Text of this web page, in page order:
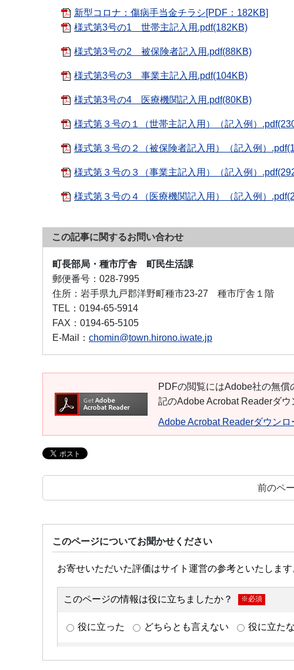
新型コロナ：傷病手当金チラシ[PDF：182KB]
様式第3号の1 世帯主記入用.pdf(182KB)
様式第3号の2 被保険者記入用.pdf(88KB)
様式第3号の3 事業主記入用.pdf(104KB)
様式第3号の4 医療機関記入用.pdf(80KB)
様式第３号の１（世帯主記入用）（記入例）
様式第３号の２（被保険者記入用）（記入例）
様式第３号の３（事業主記入用）（記入例）
様式第３号の４（医療機関記入用）（記入例）
この記事に関するお問い合わせ
町長部局・種市庁舎 町民生活課
郵便番号： 028-7995
住所： 岩手県九戸郡洋野町種市23-27 種市庁舎１階
TEL： 0194-65-5914
FAX： 0194-65-5105
E-Mail： chomin@town.hirono.iwate.jp
PDFの閲覧にはAdobe社の無
記のAdobe Acrobat Readerダウ
Adobe Acrobat Readerダウンロ
前のペ
このページについてお聞かせください